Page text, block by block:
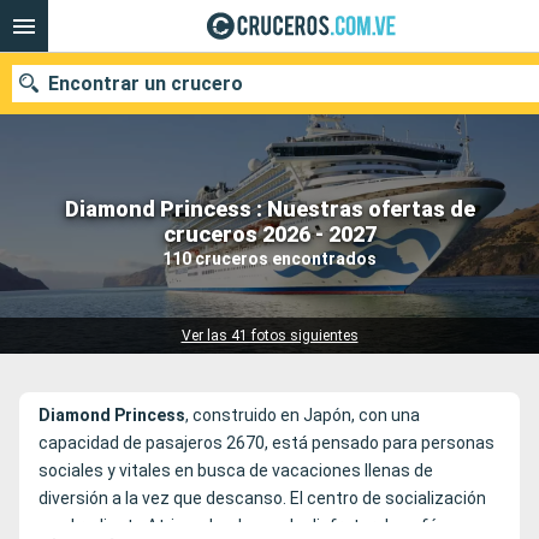
Diamond Princess : Nuestras ofertas de
cruceros 2026 - 2027
110 cruceros encontrados
Ver las 41 fotos siguientes
Encontrar un crucero
Nuestros destinos
Fecha de salida
Diamond Princess, construido en Japón, con una
capacidad de pasajeros 2670, está pensado para personas
sociales y vitales en busca de vacaciones llenas de
diversión a la vez que descanso. El centro de socialización
es el radiante Atrium donde puede disfrutar de café y